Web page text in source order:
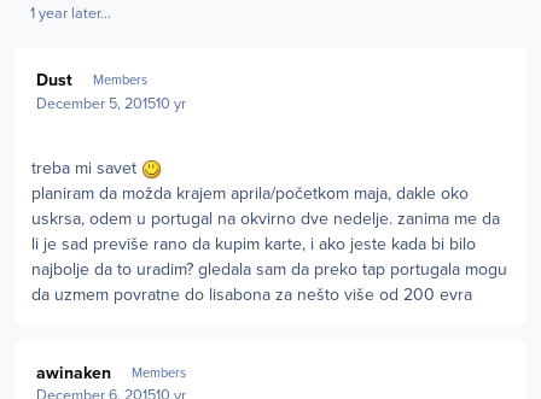
1 year later...
Dust Members
December 5, 201510 yr
treba mi savet
planiram da možda krajem aprila/početkom maja, dakle oko
uskrsa, odem u portugal na okvirno dve nedelje. zanima me da
li je sad previše rano da kupim karte, i ako jeste kada bi bilo
najbolje da to uradim? gledala sam da preko tap portugala mogu
da uzmem povratne do lisabona za nešto više od 200 evra
awinaken Members